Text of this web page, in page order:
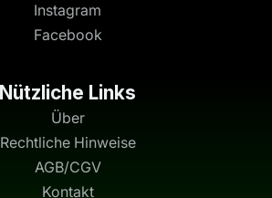
Instagram
Facebook
Nützliche Links
Über
Rechtliche Hinweise
AGB/CGV
Kontakt